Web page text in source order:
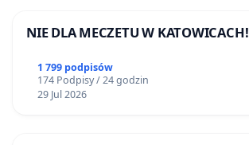
NIE DLA MECZETU W KATOWICACH!
1 799 podpisów
174 Podpisy / 24 godzin
29 Jul 2026